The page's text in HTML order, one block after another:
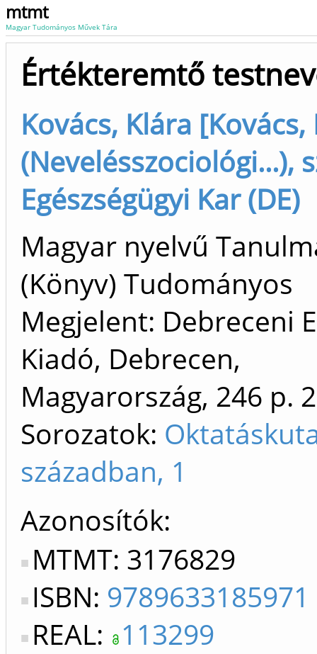
mtmt
Magyar Tudományos Művek Tára
Értékteremtő
Kovács, Klára [Kovács,
(Nevelésszociológi...),
Egészségügyi Kar (DE)
Magyar nyelvű
(Könyv) Tudományos
Megjelent: Debreceni
Kiadó, Debrecen,
Magyarország, 246 p.
Sorozatok:
században, 1
Azonosítók
MTMT: 3176829
ISBN: 9789633185971
REAL: 113299